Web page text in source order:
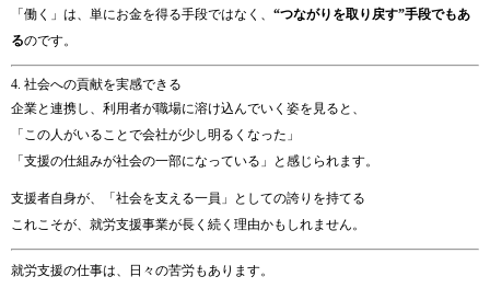
「働く」は、単にお金を得る手段ではなく、 “つながりを取り戻す”手段でもあ
るのです。
4. 社会への貢献を実感できる
企業と連携し、利用者が職場に溶け込んでいく姿を見ると、
「この人がいることで会社が少し明るくなった」
「支援の仕組みが社会の一部になっている」と感じられます。
支援者自身が、「社会を支える一員」としての誇りを持てる
これこそが、就労支援事業が長く続く理由かもしれません。
就労支援の仕事は、日々の苦労もあります。